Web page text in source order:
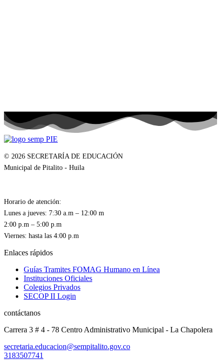
© 2026 SECRETARÍA DE EDUCACIÓN
Municipal de Pitalito - Huila
Horario de atención:
Lunes a jueves: 7:30 a.m – 12:00 m
2:00 p.m – 5:00 p.m
Enlaces rápidos
Guías Tramites FOMAG Humano en Línea
Instituciones Oficiales
Colegios Privados
SECOP II Login
contáctanos
Carrera 3 # 4 - 78 Centro Administrativo Municipal - La Chapolera
secretaria.educacion@sempitalito.gov.co
3183507741